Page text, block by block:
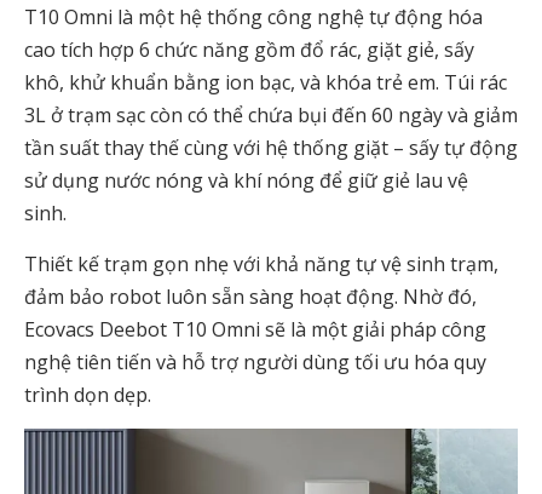
T10 Omni là một hệ thống công nghệ tự động hóa
cao tích hợp 6 chức năng gồm đổ rác, giặt giẻ, sấy
khô, khử khuẩn bằng ion bạc, và khóa trẻ em. Túi rác
3L ở trạm sạc còn có thể chứa bụi đến 60 ngày và giảm
tần suất thay thế cùng với hệ thống giặt – sấy tự động
sử dụng nước nóng và khí nóng để giữ giẻ lau vệ
sinh.
Thiết kế trạm gọn nhẹ với khả năng tự vệ sinh trạm,
đảm bảo robot luôn sẵn sàng hoạt động. Nhờ đó,
Ecovacs Deebot T10 Omni sẽ là một giải pháp công
nghệ tiên tiến và hỗ trợ người dùng tối ưu hóa quy
trình dọn dẹp.